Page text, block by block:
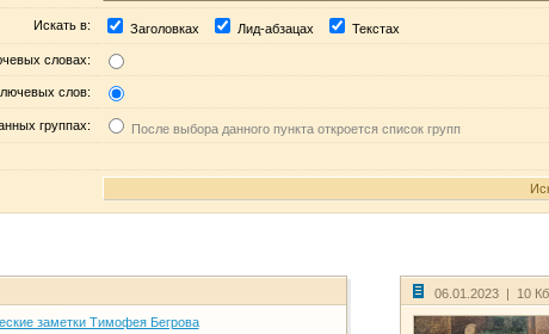
Искать в: Заголовках Лид-абзацах Текстах
словах:
слов:
группах: После выбора данного пункта откроется список групп
заметки Тимофея Бегрова
06.01.2023 | 10